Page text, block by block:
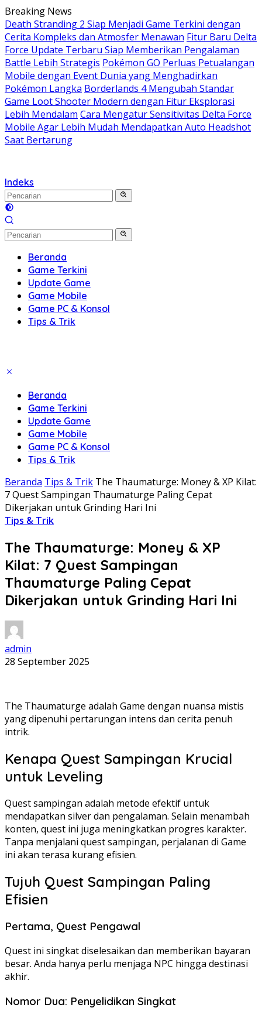
Langsung
ke
konten
Breaking News
Death Stranding 2 Siap Menjadi Game Terkini dengan
Cerita Kompleks dan Atmosfer Menawan Fitur Baru Delta
Force Update Terbaru Siap Memberikan Pengalaman
Battle Lebih Strategis Pokémon GO Perluas Petualangan
Mobile dengan Event Dunia yang Menghadirkan
Pokémon Langka Borderlands 4 Mengubah Standar
Game Loot Shooter Modern dengan Fitur Eksplorasi
Lebih Mendalam Cara Mengatur Sensitivitas Delta Force
Mobile Agar Lebih Mudah Mendapatkan Auto Headshot
Saat Bertarung
Indeks
Beranda
Game Terkini
Update Game
Game Mobile
Game PC & Konsol
Tips & Trik
Beranda
Game Terkini
Update Game
Game Mobile
Game PC & Konsol
Tips & Trik
Beranda Tips & Trik The Thaumaturge: Money & XP Kilat:
7 Quest Sampingan Thaumaturge Paling Cepat
Dikerjakan untuk Grinding Hari Ini
Tips & Trik
The Thaumaturge: Money & XP
Kilat: 7 Quest Sampingan
Thaumaturge Paling Cepat
Dikerjakan untuk Grinding Hari Ini
admin
28 September 2025
The Thaumaturge adalah Game dengan nuansa mistis
yang dipenuhi pertarungan intens dan cerita penuh
intrik.
Kenapa Quest Sampingan Krucial
untuk Leveling
Quest sampingan adalah metode efektif untuk
mendapatkan silver dan pengalaman. Selain menambah
konten, quest ini juga meningkatkan progres karakter.
Tanpa menjalani quest sampingan, perjalanan di Game
ini akan terasa kurang efisien.
Tujuh Quest Sampingan Paling
Efisien
Pertama, Quest Pengawal
Quest ini singkat diselesaikan dan memberikan bayaran
besar. Anda hanya perlu menjaga NPC hingga destinasi
akhir.
Nomor Dua: Penyelidikan Singkat